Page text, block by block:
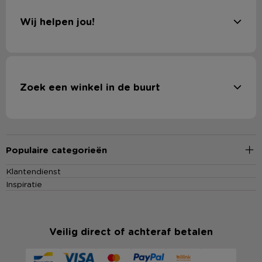
Wij helpen jou!
Zoek een winkel in de buurt
Populaire categorieën
Klantendienst
Inspiratie
Veilig direct of achteraf betalen